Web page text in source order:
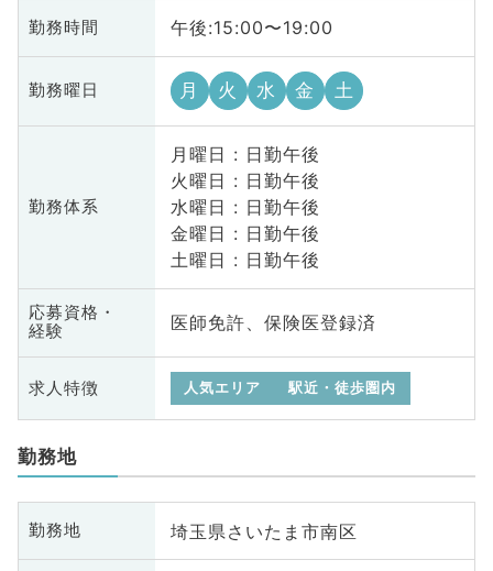
勤務時間 午後:15:00〜19:00
勤務曜日 月 火 水 金 土
勤務体系
月曜日 : 日勤午後
火曜日 : 日勤午後
水曜日 : 日勤午後
金曜日 : 日勤午後
土曜日 : 日勤午後
応募資格・
経験
医師免許、保険医登録済
求人特徴 人気エリア 駅近・徒歩圏内
勤務地
勤務地 埼玉県さいたま市南区